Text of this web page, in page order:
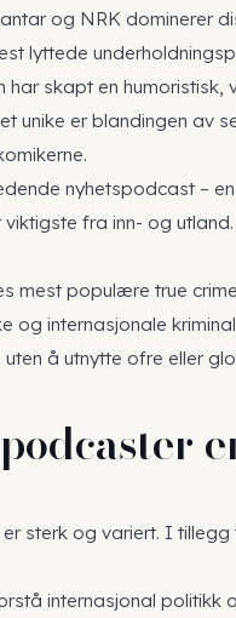
og NRK dominerer
lyttede
har skapt en humoristisk,
unike er blandingen av
nyhetspodcast –
fra inn- og
mest populære true
og internasjonale
å utnytte ofre eller
sterk og variert. I
internasjonal politikk